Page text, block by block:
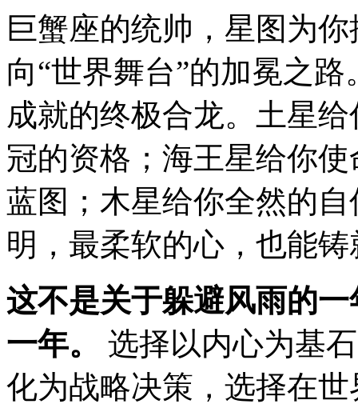
巨蟹座的统帅，星图为
向“世界舞台”的加冕之
成就的终极合龙。土星
冠的资格；海王星给你
蓝图；木星给你全然的
明，最柔软的心，也能
这不是关于躲避风雨的
一年。
选择以内心为基
化为战略决策，选择在